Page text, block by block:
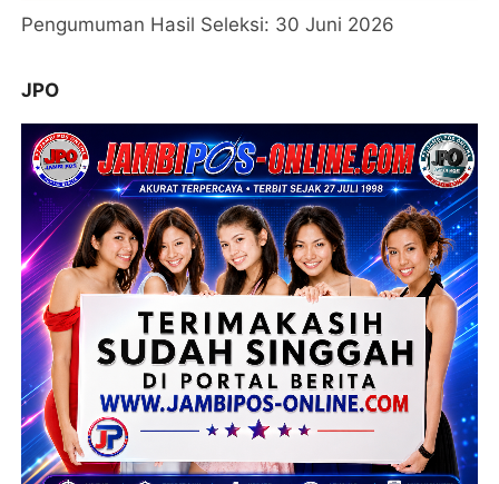
Pengumuman Hasil Seleksi: 30 Juni 2026
JPO